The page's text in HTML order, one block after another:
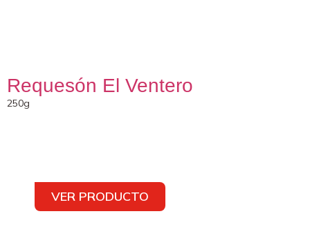
Requesón El Ventero
250g
VER PRODUCTO